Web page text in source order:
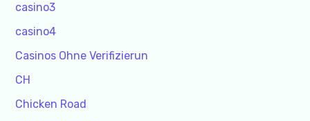
casino3
casino4
Casinos Ohne Verifizierun
CH
Chicken Road